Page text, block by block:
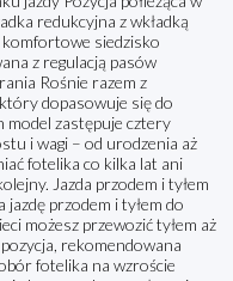
redukcyjna z wkładką
komfortowe siedzisko
z regulacją pasów
Rośnie razem z
dopasowuje się do
model zastępuje cztery
i wagi – od urodzenia aż
fotelika co kilka lat ani
Jazda przodem i tyłem
jazdę przodem i tyłem do
możesz przewozić tyłem aż
rekomendowana
fotelika na wzroście